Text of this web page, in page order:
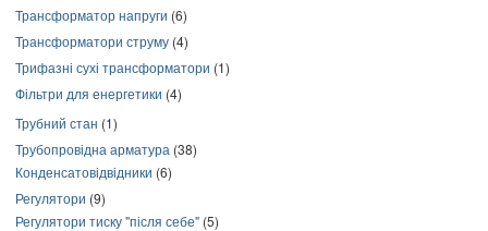
Трансформатор напруги (6)
Трансформатори струму (4)
Трифазні сухі трансформатори (1)
Фільтри для енергетики (4)
Трубний стан (1)
Трубопровідна арматура (38)
Конденсатовідвідники (6)
Регулятори (9)
Регулятори тиску "після себе" (5)